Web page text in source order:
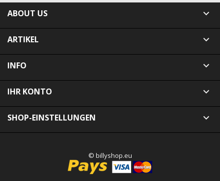
ABOUT US 
ARTIKEL 
INFO 
IHR KONTO 
SHOP-EINSTELLUNGEN 
© billyshop.eu